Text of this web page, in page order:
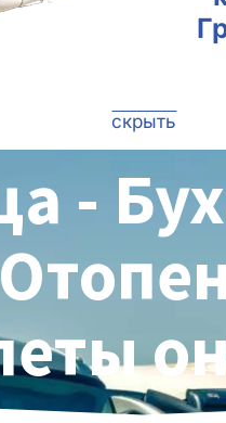
скрыть
-